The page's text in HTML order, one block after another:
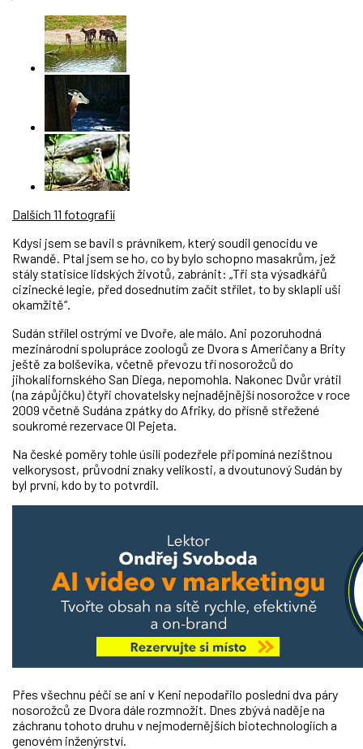
Dalších 11 fotografií
Kdysi jsem se bavil s právníkem, který soudil genocidu ve
Rwandě. Ptal jsem se ho, co by bylo schopno masakrům, jež
stály statisíce lidských životů, zabránit: „Tři sta výsadkářů
cizinecké legie, před dosednutím začít střílet, to by sklapli uši
okamžitě“.
Sudán střílel ostrými ve Dvoře, ale málo. Ani pozoruhodná
mezinárodní spolupráce zoologů ze Dvora s Američany a Brity
ještě za bolševika, včetně převozu tří nosorožců do
jihokalifornského San Diega, nepomohla. Nakonec Dvůr vrátil
(na zápůjčku) čtyři chovatelsky nejnadějnější nosorožce v roce
2009 včetně Sudána zpátky do Afriky, do přísně střežené
soukromé rezervace Ol Pejeta.
Na české poměry tohle úsilí podezřele připomíná nezištnou
velkorysost, průvodní znaky velikosti, a dvoutunový Sudán by
byl první, kdo by to potvrdil.
Přes všechnu péči se ani v Keni nepodařilo poslední dva páry
nosorožců ze Dvora dále rozmnožit. Dnes zbývá naděje na
záchranu tohoto druhu v nejmodernějších biotechnologiích a
genovém inženýrství.